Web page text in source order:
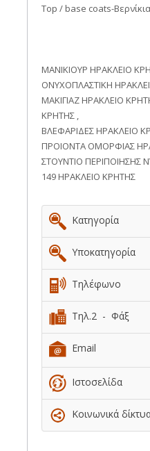
Top / base coats-
ΜΑΝΙΚΙΟΥΡ ΗΡΑΚΛΕΙΟ
ΟΝΥΧΟΠΛΑΣΤΙΚΗ
ΜΑΚΙΓΙΑΖ ΗΡΑΚΛΕΙΟ
ΚΡΗΤΗΣ ,
ΒΛΕΦΑΡΙΔΕΣ ΗΡΑΚΛΕΙΟ
ΠΡΟΙΟΝΤΑ ΟΜΟΡΦΙΑΣ
ΣΤΟΥΝΤΙΟ ΠΕΡΙΠΟΙΗΣΗΣ
149 ΗΡΑΚΛΕΙΟ ΚΡΗΤΗΣ
Κατηγορία
Υποκατηγορία
Τηλέφωνο
Τηλ.2 - Φάξ
Email
Ιστοσελίδα
Κοινωνικά